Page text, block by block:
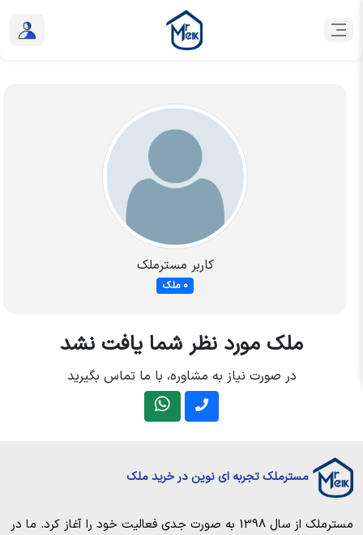
کاربر مسترملک
0 ملک
ملک مورد نظر شما یافت نشد
در صورت نیاز به مشاوره، با ما تماس بگیرید
مسترملک تجربه ای نوین در خرید ملک
مسترملک
از سال 1398 به صورت جدی فعالیت خود را آغاز کرد. ما در